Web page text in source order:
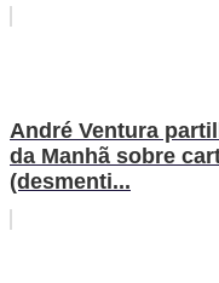
André Ventura
da Manhã sobre
(desmenti...